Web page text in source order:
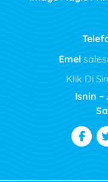
Emel
Klik Di
Isnin